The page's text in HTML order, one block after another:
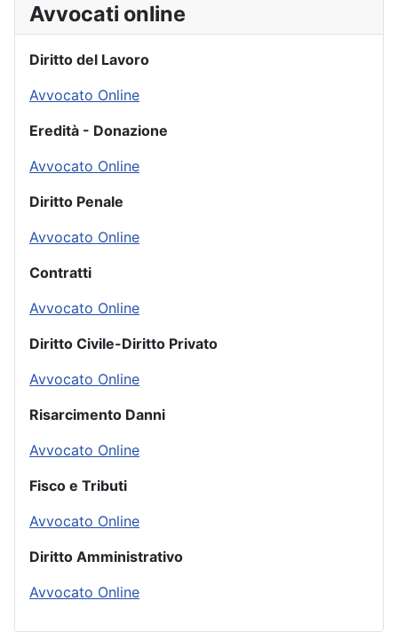
Avvocati online
Diritto del Lavoro
Avvocato Online
Eredità - Donazione
Avvocato Online
Diritto Penale
Avvocato Online
Contratti
Avvocato Online
Diritto Civile-Diritto Privato
Avvocato Online
Risarcimento Danni
Avvocato Online
Fisco e Tributi
Avvocato Online
Diritto Amministrativo
Avvocato Online